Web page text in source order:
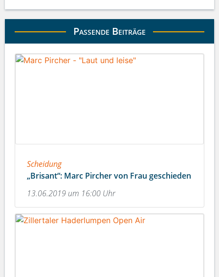
Passende Beiträge
Scheidung
„Brisant“: Marc Pircher von Frau geschieden
13.06.2019 um 16:00 Uhr